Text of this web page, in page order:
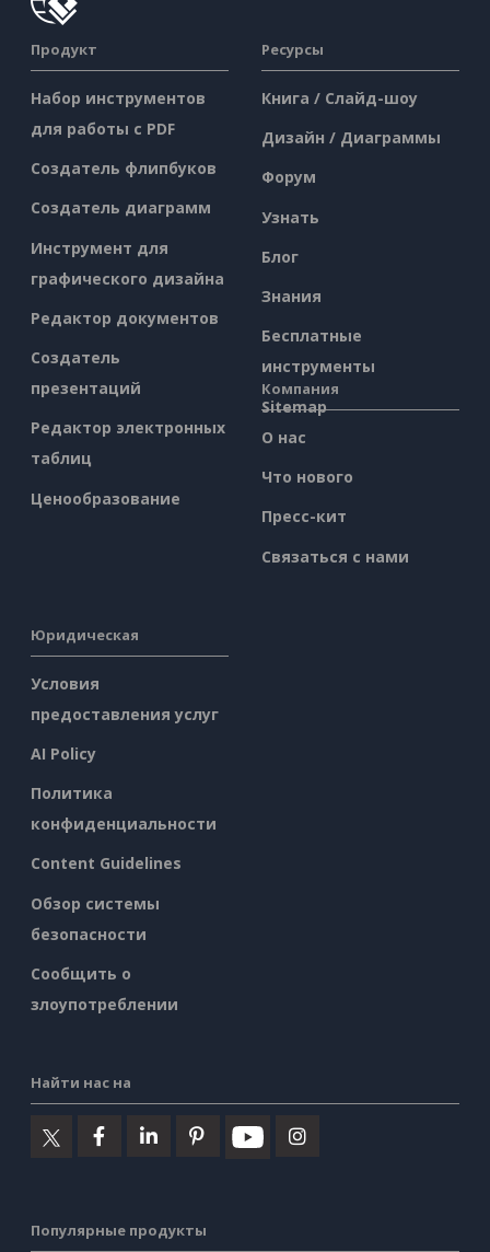
Продукт
Набор инструментов
для работы с PDF
Создатель флипбуков
Создатель диаграмм
Инструмент для
графического дизайна
Редактор документов
Создатель
презентаций
Редактор электронных
таблиц
Ценообразование
Ресурсы
Книга / Слайд-шоу
Дизайн / Диаграммы
Форум
Узнать
Блог
Знания
Бесплатные
инструменты
Sitemap
Компания
О нас
Что нового
Пресс-кит
Связаться с нами
Юридическая
Условия
предоставления услуг
AI Policy
Политика
конфиденциальности
Content Guidelines
Обзор системы
безопасности
Сообщить о
злоупотреблении
Найти нас на
Популярные продукты